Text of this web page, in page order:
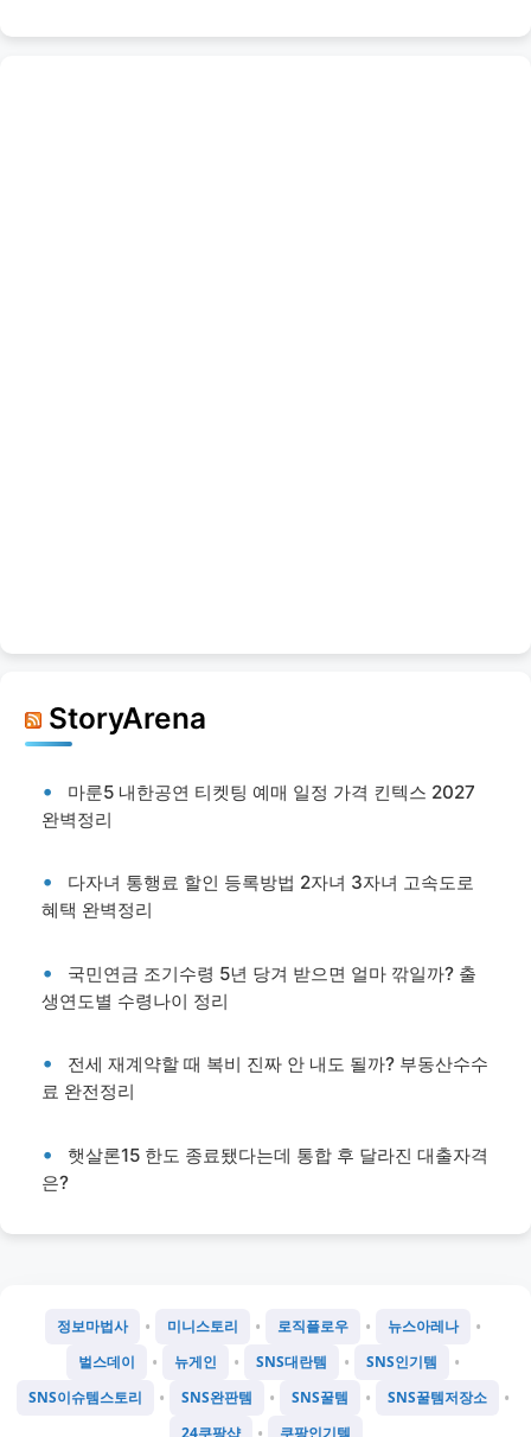
StoryArena
마룬5 내한공연 티켓팅 예매 일정 가격 킨텍스 2027
완벽정리
다자녀 통행료 할인 등록방법 2자녀 3자녀 고속도로
혜택 완벽정리
국민연금 조기수령 5년 당겨 받으면 얼마 깎일까? 출
생연도별 수령나이 정리
전세 재계약할 때 복비 진짜 안 내도 될까? 부동산수수
료 완전정리
햇살론15 한도 종료됐다는데 통합 후 달라진 대출자격
은?
정보마법사 • 미니스토리 • 로직플로우 • 뉴스아레나 •
벌스데이 • 뉴게인 • SNS대란템 • SNS인기템 •
SNS이슈템스토리 • SNS완판템 • SNS꿀템 • SNS꿀템저장소 •
24쿠팡샵 쿠팡인기템